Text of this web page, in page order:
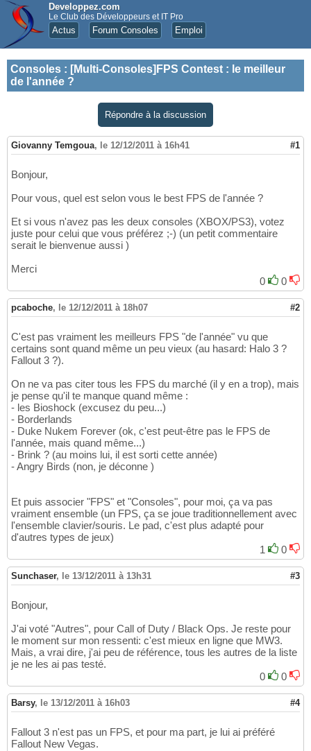
Developpez.com
Le Club des Développeurs et IT Pro
Actus Forum Consoles Emploi
Consoles : [Multi-Consoles]FPS Contest : le meilleur
de l'année ?
Répondre à la discussion
Giovanny Temgoua, le 12/12/2011 à 16h41 #1
Bonjour,
Pour vous, quel est selon vous le best FPS de l'année ?
Et si vous n'avez pas les deux consoles (XBOX/PS3), votez
juste pour celui que vous préférez ;-) (un petit commentaire
serait le bienvenue aussi )
Merci
0
0
pcaboche, le 12/12/2011 à 18h07 #2
C'est pas vraiment les meilleurs FPS "de l'année" vu que
certains sont quand même un peu vieux (au hasard: Halo 3 ?
Fallout 3 ?).
On ne va pas citer tous les FPS du marché (il y en a trop), mais
je pense qu'il te manque quand même :
- les Bioshock (excusez du peu...)
- Borderlands
- Duke Nukem Forever (ok, c'est peut-être pas le FPS de
l'année, mais quand même...)
- Brink ? (au moins lui, il est sorti cette année)
- Angry Birds (non, je déconne )
Et puis associer "FPS" et "Consoles", pour moi, ça va pas
vraiment ensemble (un FPS, ça se joue traditionnellement avec
l'ensemble clavier/souris. Le pad, c'est plus adapté pour
d'autres types de jeux)
1
0
Sunchaser, le 13/12/2011 à 13h31 #3
Bonjour,
J'ai voté "Autres", pour Call of Duty / Black Ops. Je reste pour
le moment sur mon ressenti: c'est mieux en ligne que MW3.
Mais, a vrai dire, j'ai peu de référence, tous les autres de la liste
je ne les ai pas testé.
0
0
Barsy, le 13/12/2011 à 16h03 #4
Fallout 3 n'est pas un FPS, et pour ma part, je lui ai préféré
Fallout New Vegas.